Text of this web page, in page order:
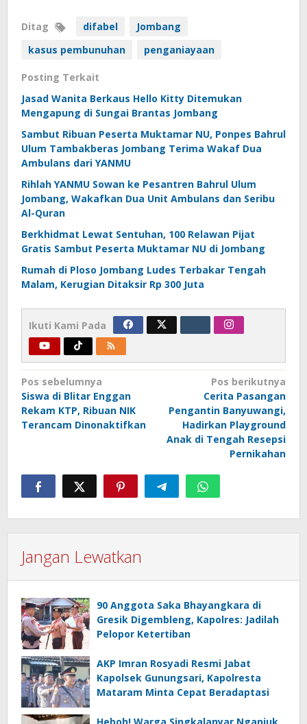
Ditag difabel
Jombang
kasus pembunuhan
penganiayaan
Posting Terkait
Jasad Wanita Berkaus Hello Kitty Ditemukan
Mengapung di Sungai Brantas Jombang
Sambut Ribuan Peserta Muktamar NU, Ponpes Bahrul
Ulum Tambakberas Jombang Terima Wakaf Dua
Ambulans dari YANMU
Rihlah YANMU Sowan ke Pesantren Bahrul Ulum
Jombang, Wakafkan Dua Unit Ambulans dan Seribu
Al-Quran
Berkhidmat Lewat Sentuhan, 100 Relawan Pijat
Gratis Sambut Peserta Muktamar NU di Jombang
Rumah di Ploso Jombang Ludes Terbakar Tengah
Malam, Kerugian Ditaksir Rp 300 Juta
Ikuti Kami Pada
Navigasi
pos
Pos sebelumnya
Siswa di Blitar Enggan
Rekam KTP, Ribuan NIK
Terancam Dinonaktifkan
Pos berikutnya
Cerita Pasangan
Pengantin Banyuwangi,
Hadirkan Playground
Anak di Tengah Resepsi
Pernikahan
Jangan Lewatkan
90 Anggota Saka Bhayangkara di
Gresik Digembleng, Kapolres: Jadilah
Pelopor Ketertiban
AKP Imran Rosyadi Resmi Jabat
Kapolsek Gunungsari, Kapolresta
Mataram Minta Cepat Beradaptasi